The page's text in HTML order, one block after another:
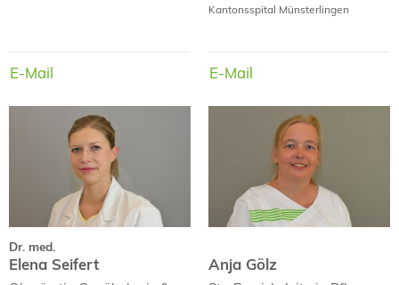
E-Mail
Kantonsspital Münsterlingen
E-Mail
Dr. med.
Elena Seifert
Elena Seifert
Anja Gölz